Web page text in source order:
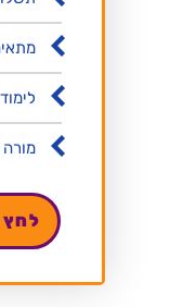
מורה
לחץ